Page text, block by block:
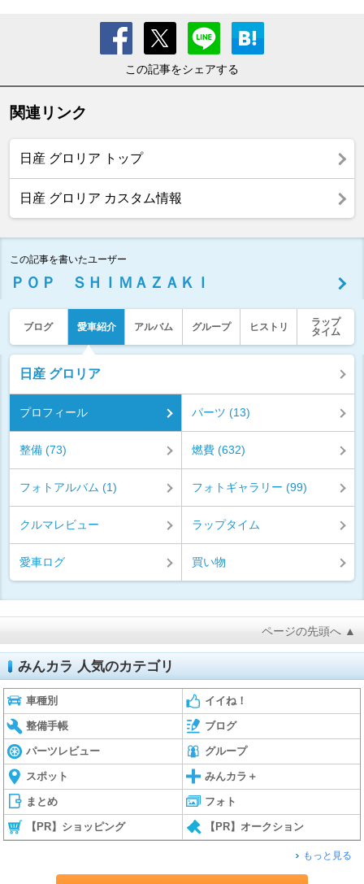
この記事をシェアする
関連リンク
日産 グロリア トップ
日産 グロリア カスタム情報
この記事を書いたユーザー
ＰＯＰ ＳＨＩＭＡＺＡＫＩ
ブログ 愛車紹介 アルバム グループ ヒストリ
ラップ
タイム
日産 グロリア
プロフィール パーツ (13)
整備 (73) 燃費 (632)
フォトアルバム (1) フォトギャラリー (99)
クルマレビュー ラップタイム
愛車ログ 買い物
ページの先頭へ ▲
みんカラ 人気のカテゴリ
車種別 イイね！
整備手帳 ブログ
パーツレビュー グループ
スポット みんカラ＋
まとめ フォト
【PR】ショッピング 【PR】オークション
もっと見る